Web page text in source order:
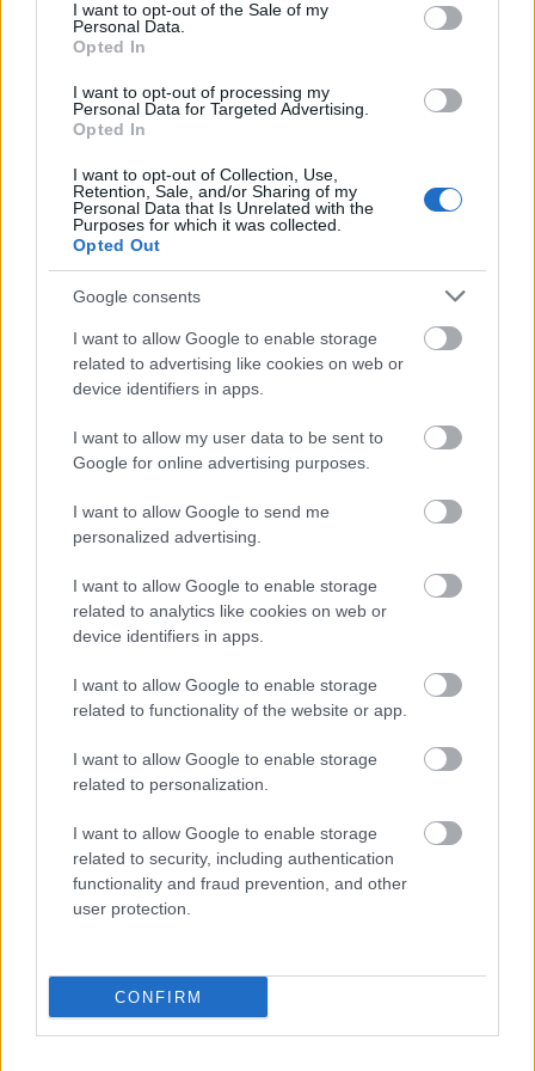
I want to opt-out of the Sale of my
Personal Data.
Opted In
I want to opt-out of processing my
Personal Data for Targeted Advertising.
Opted In
I want to opt-out of Collection, Use,
Retention, Sale, and/or Sharing of my
Personal Data that Is Unrelated with the
Purposes for which it was collected.
Opted Out
Google consents
I want to allow Google to enable storage
related to advertising like cookies on web or
device identifiers in apps.
I want to allow my user data to be sent to
Google for online advertising purposes.
I want to allow Google to send me
personalized advertising.
I want to allow Google to enable storage
related to analytics like cookies on web or
device identifiers in apps.
I want to allow Google to enable storage
related to functionality of the website or app.
I want to allow Google to enable storage
related to personalization.
I want to allow Google to enable storage
related to security, including authentication
functionality and fraud prevention, and other
user protection.
CONFIRM
ΤΙ ΔΙΑΒΑΖΕΤΑΙ